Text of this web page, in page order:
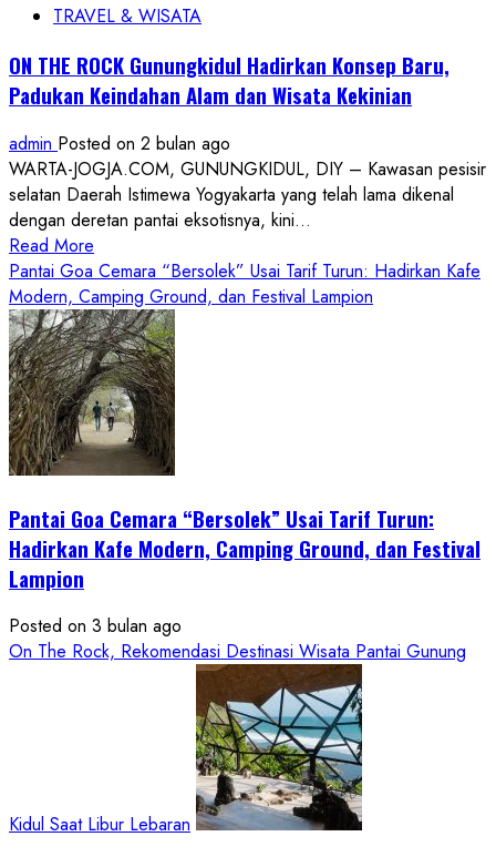
TRAVEL & WISATA
ON THE ROCK Gunungkidul Hadirkan Konsep Baru,
Padukan Keindahan Alam dan Wisata Kekinian
admin Posted on 2 bulan ago
WARTA-JOGJA.COM, GUNUNGKIDUL, DIY – Kawasan pesisir
selatan Daerah Istimewa Yogyakarta yang telah lama dikenal
dengan deretan pantai eksotisnya, kini...
Read More
more
about
ON
THE
ROCK
Gunungkidul
Hadirkan
Konsep
Baru,
Keindahan
Alam
Kekinian
Pantai Goa Cemara “Bersolek” Usai Tarif Turun: Hadirkan Kafe
Modern, Camping Ground, dan Festival Lampion
Pantai Goa Cemara “Bersolek” Usai Tarif Turun:
Hadirkan Kafe Modern, Camping Ground, dan Festival
Lampion
Posted on 3 bulan ago
On The Rock, Rekomendasi Destinasi Wisata Pantai Gunung
Kidul Saat Libur Lebaran